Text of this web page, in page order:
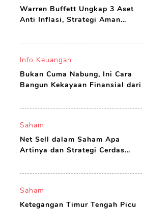
Warren Buffett Ungkap 3 Aset
Anti Inflasi, Strategi Aman
Info Keuangan
Bukan Cuma Nabung, Ini Cara
Bangun Kekayaan Finansial dari
Saham
Net Sell dalam Saham Apa
Artinya dan Strategi Cerdas
Saham
Ketegangan Timur Tengah Picu